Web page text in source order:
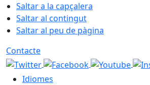
Saltar a la capçalera
Saltar al contingut
Saltar al peu de pàgina
Contacte
Idiomes